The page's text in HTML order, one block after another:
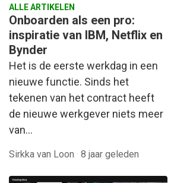
ALLE ARTIKELEN
Onboarden als een pro:
inspiratie van IBM, Netflix en
Bynder
Het is de eerste werkdag in een
nieuwe functie. Sinds het
tekenen van het contract heeft
de nieuwe werkgever niets meer
van…
Sirkka van Loon · 8 jaar geleden